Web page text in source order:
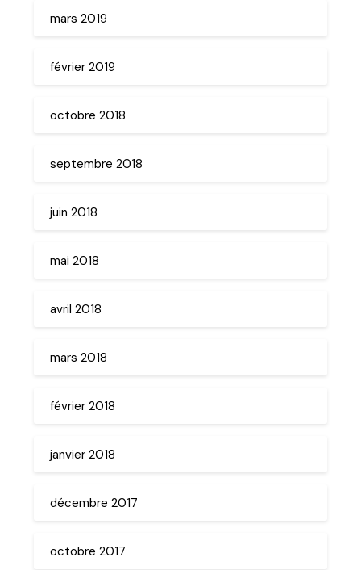
mars 2019
février 2019
octobre 2018
septembre 2018
juin 2018
mai 2018
avril 2018
mars 2018
février 2018
janvier 2018
décembre 2017
octobre 2017